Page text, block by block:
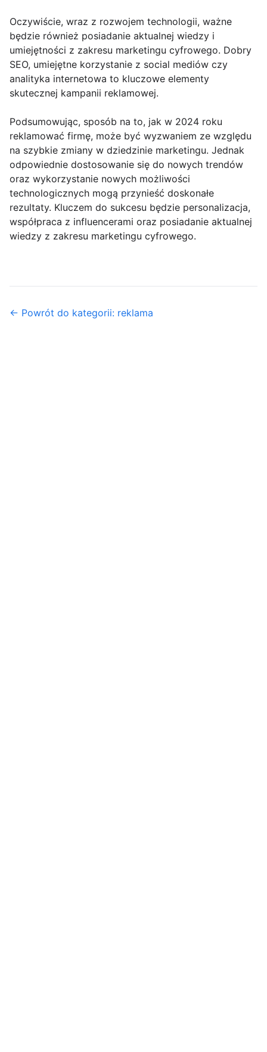
Oczywiście, wraz z rozwojem technologii, ważne
będzie również posiadanie aktualnej wiedzy i
umiejętności z zakresu marketingu cyfrowego. Dobry
SEO, umiejętne korzystanie z social mediów czy
analityka internetowa to kluczowe elementy
skutecznej kampanii reklamowej.
Podsumowując, sposób na to, jak w 2024 roku
reklamować firmę, może być wyzwaniem ze względu
na szybkie zmiany w dziedzinie marketingu. Jednak
odpowiednie dostosowanie się do nowych trendów
oraz wykorzystanie nowych możliwości
technologicznych mogą przynieść doskonałe
rezultaty. Kluczem do sukcesu będzie personalizacja,
współpraca z influencerami oraz posiadanie aktualnej
wiedzy z zakresu marketingu cyfrowego.
← Powrót do kategorii: reklama